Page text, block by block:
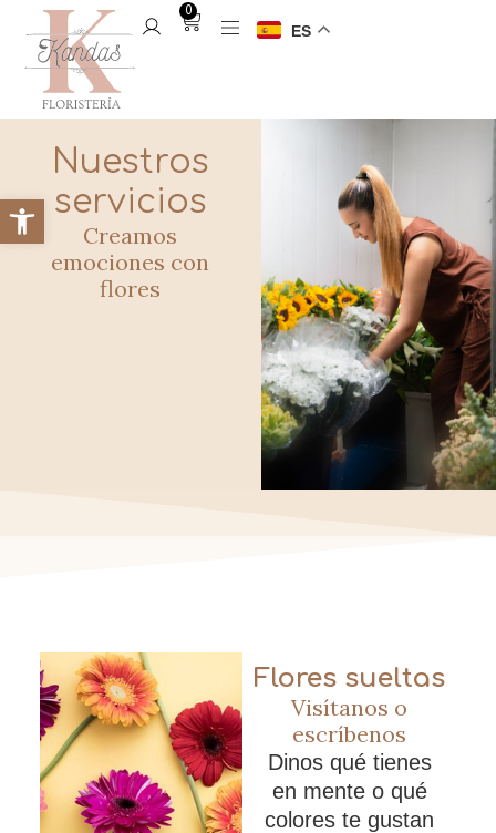
0
ES
Nuestros
servicios
Creamos
emociones con
flores
Flores sueltas
Visítanos o
escríbenos
Dinos qué tienes
en mente o qué
colores te gustan